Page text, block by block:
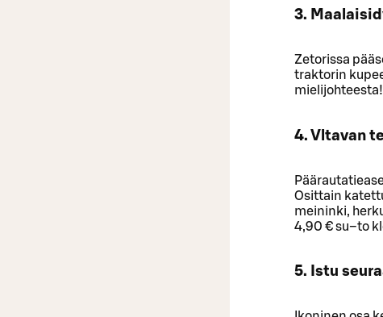
3.
Zetorissa
traktorin
mielijohteesta!
4. Vltavan
Osittain
meininki,
4,90 € su–to
5. Istu